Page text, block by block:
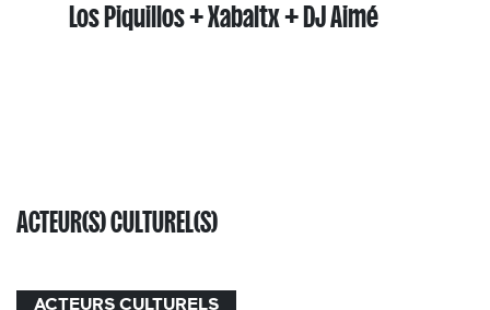
Los Piquillos + Xabaltx + DJ Aimé
ACTEUR(S) CULTUREL(S)
ACTEURS CULTURELS